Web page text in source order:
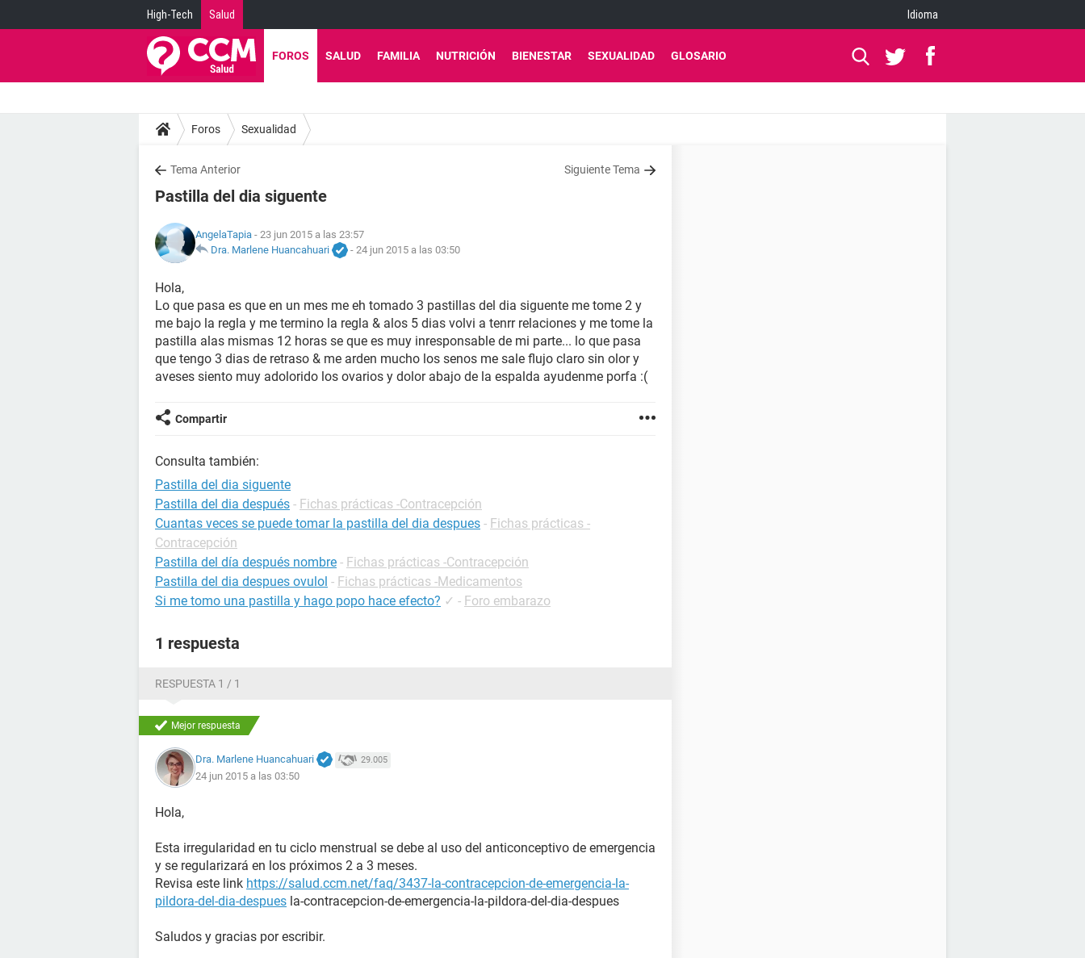
High-Tech Salud Idioma
FOROS SALUD FAMILIA NUTRICIÓN BIENESTAR SEXUALIDAD GLOSARIO
Foros Sexualidad
Tema Anterior Siguiente Tema
Pastilla del dia siguente
AngelaTapia - 23 jun 2015 a las 23:57
Dra. Marlene Huancahuari
- 24 jun 2015 a las 03:50
Hola,
Lo que pasa es que en un mes me eh tomado 3 pastillas del dia siguente me tome 2 y
me bajo la regla y me termino la regla & alos 5 dias volvi a tenrr relaciones y me tome la
pastilla alas mismas 12 horas se que es muy inresponsable de mi parte... lo que pasa
que tengo 3 dias de retraso & me arden mucho los senos me sale flujo claro sin olor y
aveses siento muy adolorido los ovarios y dolor abajo de la espalda ayudenme porfa :(
Compartir
Consulta también:
Pastilla del dia siguente
Pastilla del dia después - Fichas prácticas -Contracepción
Cuantas veces se puede tomar la pastilla del dia despues - Fichas prácticas -
Contracepción
Pastilla del día después nombre - Fichas prácticas -Contracepción
Pastilla del dia despues ovulol - Fichas prácticas -Medicamentos
Si me tomo una pastilla y hago popo hace efecto? ✓ - Foro embarazo
1 respuesta
RESPUESTA 1 / 1
Mejor respuesta
Dra. Marlene Huancahuari 29.005
24 jun 2015 a las 03:50
Hola,
Esta irregularidad en tu ciclo menstrual se debe al uso del anticonceptivo de emergencia
y se regularizará en los próximos 2 a 3 meses.
Revisa este link https://salud.ccm.net/faq/3437-la-contracepcion-de-emergencia-la-
pildora-del-dia-despues la-contracepcion-de-emergencia-la-pildora-del-dia-despues
Saludos y gracias por escribir.